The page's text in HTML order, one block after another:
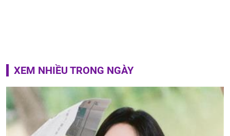
XEM NHIỀU TRONG NGÀY